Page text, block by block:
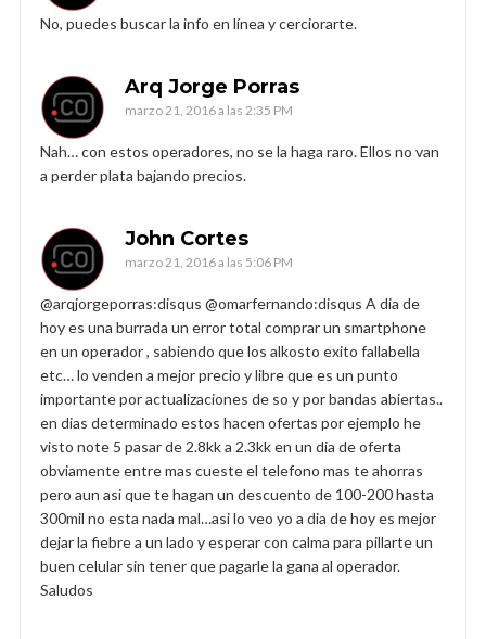
No, puedes buscar la info en línea y cerciorarte.
Arq Jorge Porras
marzo 21, 2016 a las 2:35 PM
Nah… con estos operadores, no se la haga raro. Ellos no van
a perder plata bajando precios.
John Cortes
marzo 21, 2016 a las 5:06 PM
@arqjorgeporras:disqus @omarfernando:disqus A dia de
hoy es una burrada un error total comprar un smartphone
en un operador , sabiendo que los alkosto exito fallabella
etc… lo venden a mejor precio y libre que es un punto
importante por actualizaciones de so y por bandas abiertas..
en dias determinado estos hacen ofertas por ejemplo he
visto note 5 pasar de 2.8kk a 2.3kk en un dia de oferta
obviamente entre mas cueste el telefono mas te ahorras
pero aun asi que te hagan un descuento de 100-200 hasta
300mil no esta nada mal…asi lo veo yo a dia de hoy es mejor
dejar la fiebre a un lado y esperar con calma para pillarte un
buen celular sin tener que pagarle la gana al operador.
Saludos